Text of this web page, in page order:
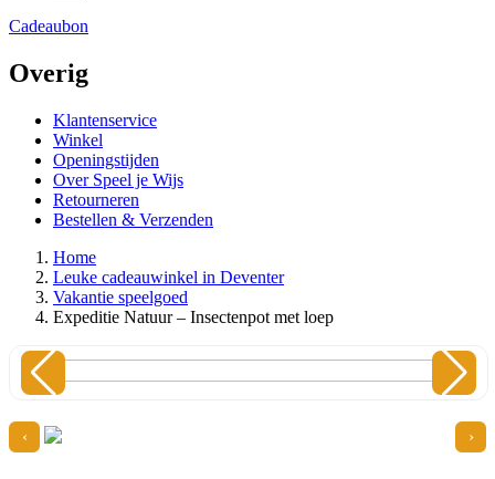
Cadeaubon
Overig
Klantenservice
Winkel
Openingstijden
Over Speel je Wijs
Retourneren
Bestellen & Verzenden
Home
Leuke cadeauwinkel in Deventer
Vakantie speelgoed
Expeditie Natuur – Insectenpot met loep
›
‹